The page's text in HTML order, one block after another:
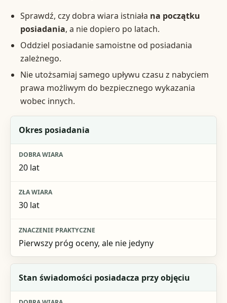
Sprawdź, czy dobra wiara istniała na początku
posiadania, a nie dopiero po latach.
Oddziel posiadanie samoistne od posiadania
zależnego.
Nie utożsamiaj samego upływu czasu z nabyciem
prawa możliwym do bezpiecznego wykazania
wobec innych.
Element
Dobra wiara
Okres posiadania
20 lat
30 lat
Pierwszy próg oceny, ale nie jedyny
Stan świadomości posiadacza przy objęciu